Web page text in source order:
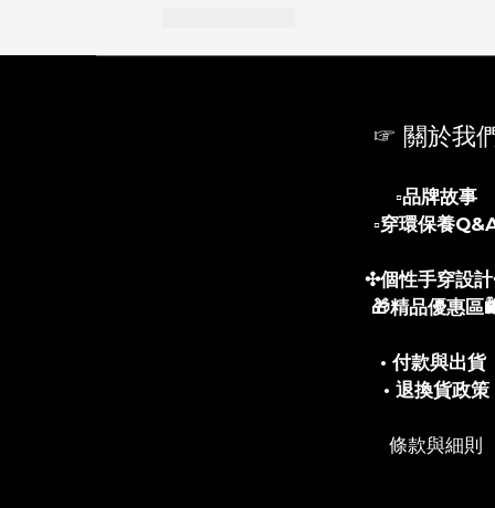
☞ 關於我
▫️品牌故事
▫️穿環保養
✣個性手穿設
🎁精品優惠區
• 付款與出貨
• 退換貨政策
條款與細則